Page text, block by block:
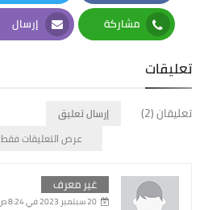
Facebook
Twitter
مشاركة
Whatsapp
إرسال
Email
تعليقات
تعليقان (2)
إرسال تعليق
عرض التعليقات فقط
غير معرف
20 سبتمبر 2023 في 8:24 ص